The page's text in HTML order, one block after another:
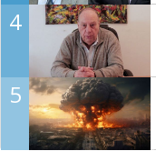
4
5